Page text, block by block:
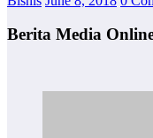
Berita Media